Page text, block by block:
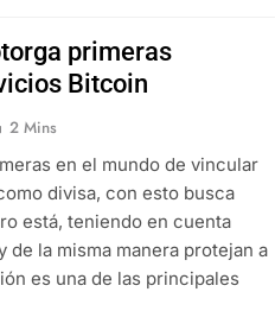
primeras
Bitcoin
2 Mins
en el mundo de vincular
divisa, con esto busca
está, teniendo en cuenta
la misma manera protejan a
es una de las principales